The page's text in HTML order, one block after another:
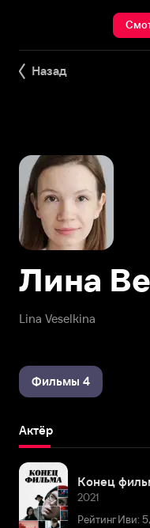
Назад
Lina Veselkina
Лина
Фильмы 4
Актёр
Конец
2021
Рейтинг Иви: